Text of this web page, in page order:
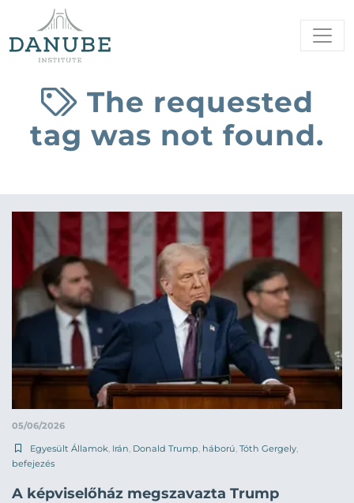
The requested
tag was not found.
05/06/2026
Egyesült Államok Irán Donald Trump háború Tóth Gergely
befejezés
A képviselőház megszavazta Trump